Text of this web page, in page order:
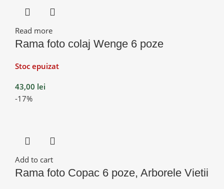
Read more
Rama foto colaj Wenge 6 poze
Stoc epuizat
43,00 lei
-17%
Add to cart
Rama foto Copac 6 poze, Arborele Vietii